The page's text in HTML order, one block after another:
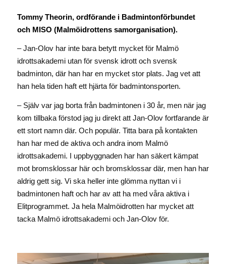
Tommy Theorin, ordförande i Badmintonförbundet
och MISO (Malmöidrottens samorganisation).
– Jan-Olov har inte bara betytt mycket för Malmö
idrottsakademi utan för svensk idrott och svensk
badminton, där han har en mycket stor plats. Jag vet att
han hela tiden haft ett hjärta för badmintonsporten.
– Själv var jag borta från badmintonen i 30 år, men när jag
kom tillbaka förstod jag ju direkt att Jan-Olov fortfarande är
ett stort namn där. Och populär. Titta bara på kontakten
han har med de aktiva och andra inom Malmö
idrottsakademi. I uppbyggnaden har han säkert kämpat
mot bromsklossar här och bromsklossar där, men han har
aldrig gett sig. Vi ska heller inte glömma nyttan vi i
badmintonen haft och har av att ha med våra aktiva i
Elitprogrammet. Ja hela Malmöidrotten har mycket att
tacka Malmö idrottsakademi och Jan-Olov för.